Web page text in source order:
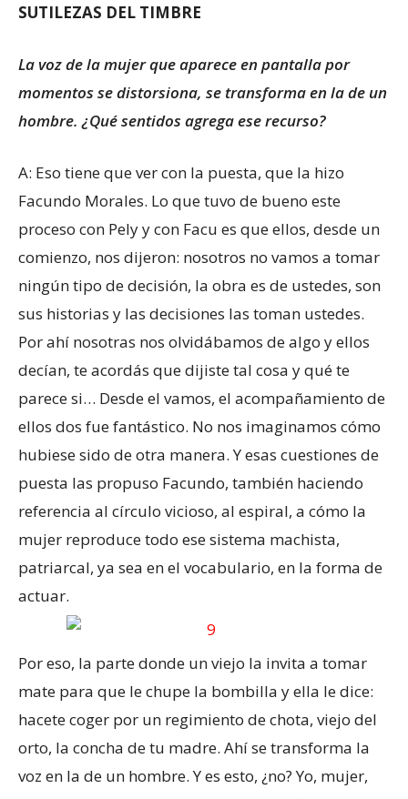
SUTILEZAS DEL TIMBRE
La voz de la mujer que aparece en pantalla por
momentos se distorsiona, se transforma en la de un
hombre. ¿Qué sentidos agrega ese recurso?
A: Eso tiene que ver con la puesta, que la hizo
Facundo Morales. Lo que tuvo de bueno este
proceso con Pely y con Facu es que ellos, desde un
comienzo, nos dijeron: nosotros no vamos a tomar
ningún tipo de decisión, la obra es de ustedes, son
sus historias y las decisiones las toman ustedes.
Por ahí nosotras nos olvidábamos de algo y ellos
decían, te acordás que dijiste tal cosa y qué te
parece si… Desde el vamos, el acompañamiento de
ellos dos fue fantástico. No nos imaginamos cómo
hubiese sido de otra manera. Y esas cuestiones de
puesta las propuso Facundo, también haciendo
referencia al círculo vicioso, al espiral, a cómo la
mujer reproduce todo ese sistema machista,
patriarcal, ya sea en el vocabulario, en la forma de
actuar.
Por eso, la parte donde un viejo la invita a tomar
mate para que le chupe la bombilla y ella le dice:
hacete coger por un regimiento de chota, viejo del
orto, la concha de tu madre. Ahí se transforma la
voz en la de un hombre. Y es esto, ¿no? Yo, mujer,